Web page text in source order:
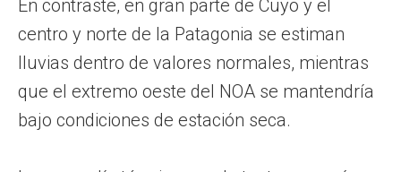
En contraste, en gran parte de Cuyo y el
centro y norte de la Patagonia se estiman
lluvias dentro de valores normales, mientras
que el extremo oeste del NOA se mantendría
bajo condiciones de estación seca.